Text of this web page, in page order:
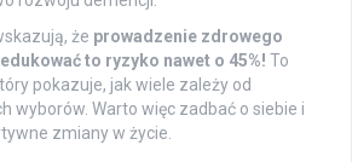
że prowadzenie zdrowego
to ryzyko nawet o 45%! To
pokazuje, jak wiele zależy od
wyborów. Warto więc zadbać o siebie i
zmiany w życie.